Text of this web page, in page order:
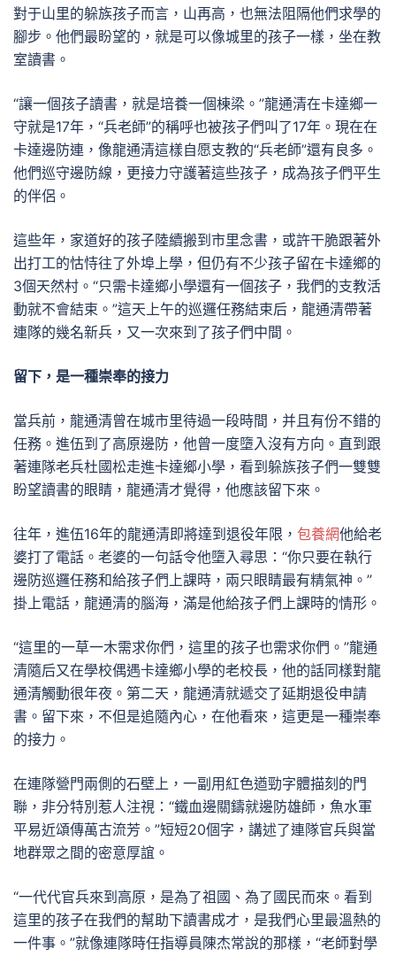
對于山里的躲族孩子而言，山再高，也無法阻隔他們求學的
腳步。他們最盼望的，就是可以像城里的孩子一樣，坐在教
室讀書。
“讓一個孩子讀書，就是培養一個棟梁。”龍通清在卡達鄉一
守就是17年，“兵老師”的稱呼也被孩子們叫了17年。現在在
卡達邊防連，像龍通清這樣自愿支教的“兵老師”還有良多。
他們巡守邊防線，更接力守護著這些孩子，成為孩子們平生
的伴侶。
這些年，家道好的孩子陸續搬到市里念書，或許干脆跟著外
出打工的怙恃往了外埠上學，但仍有不少孩子留在卡達鄉的
3個天然村。“只需卡達鄉小學還有一個孩子，我們的支教活
動就不會結束。”這天上午的巡邏任務結束后，龍通清帶著
連隊的幾名新兵，又一次來到了孩子們中間。
留下，是一種崇奉的接力
當兵前，龍通清曾在城市里待過一段時間，并且有份不錯的
任務。進伍到了高原邊防，他曾一度墮入沒有方向。直到跟
著連隊老兵杜國松走進卡達鄉小學，看到躲族孩子們一雙雙
盼望讀書的眼睛，龍通清才覺得，他應該留下來。
往年，進伍16年的龍通清即將達到退役年限， 包養網他給老
婆打了電話。老婆的一句話令他墮入尋思：“你只要在執行
邊防巡邏任務和給孩子們上課時，兩只眼睛最有精氣神。”
掛上電話，龍通清的腦海，滿是他給孩子們上課時的情形。
“這里的一草一木需求你們，這里的孩子也需求你們。”龍通
清隨后又在學校偶遇卡達鄉小學的老校長，他的話同樣對龍
通清觸動很年夜。第二天，龍通清就遞交了延期退役申請
書。留下來，不但是追隨內心，在他看來，這更是一種崇奉
的接力。
在連隊營門兩側的石壁上，一副用紅色遒勁字體描刻的門
聯，非分特別惹人注視：“鐵血邊關鑄就邊防雄師，魚水軍
平易近頌傳萬古流芳。”短短20個字，講述了連隊官兵與當
地群眾之間的密意厚誼。
“一代代官兵來到高原，是為了祖國、為了國民而來。看到
這里的孩子在我們的幫助下讀書成才，是我們心里最溫熱的
一件事。”就像連隊時任指導員陳杰常說的那樣，“老師對學